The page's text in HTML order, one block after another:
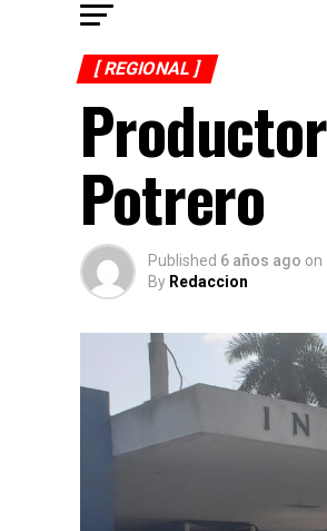
[ REGIONAL ]
Potrero
Published 6 años ago on
By Redaccion